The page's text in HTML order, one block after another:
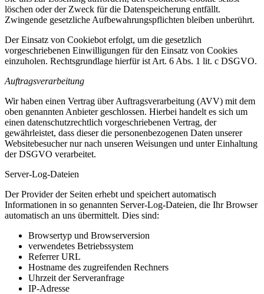
löschen oder der Zweck für die Datenspeicherung entfällt.
Zwingende gesetzliche Aufbewahrungspflichten bleiben unberührt.
Der Einsatz von Cookiebot erfolgt, um die gesetzlich
vorgeschriebenen Einwilligungen für den Einsatz von Cookies
einzuholen. Rechtsgrundlage hierfür ist Art. 6 Abs. 1 lit. c DSGVO.
Auftragsverarbeitung
Wir haben einen Vertrag über Auftragsverarbeitung (AVV) mit dem
oben genannten Anbieter geschlossen. Hierbei handelt es sich um
einen datenschutzrechtlich vorgeschriebenen Vertrag, der
gewährleistet, dass dieser die personenbezogenen Daten unserer
Websitebesucher nur nach unseren Weisungen und unter Einhaltung
der DSGVO verarbeitet.
Server-Log-Dateien
Der Provider der Seiten erhebt und speichert automatisch
Informationen in so genannten Server-Log-Dateien, die Ihr Browser
automatisch an uns übermittelt. Dies sind:
Browsertyp und Browserversion
verwendetes Betriebssystem
Referrer URL
Hostname des zugreifenden Rechners
Uhrzeit der Serveranfrage
IP-Adresse